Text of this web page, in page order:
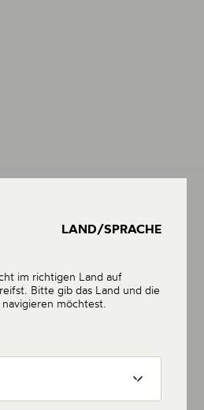
LAND/SPRACHE
im richtigen Land auf
Bitte gib das Land und die
möchtest.